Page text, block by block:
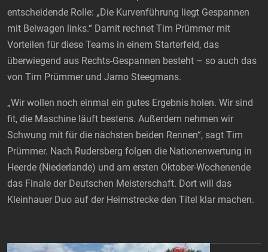
entscheidende Rolle: „Die Kurvenführung liegt Gespannen
mit Beiwagen links.“ Damit rechnet Tim Prümmer mit
Vorteilen für diese Teams in einem Starterfeld, das
überwiegend aus Rechts-Gespannen besteht – so auch das
von Tim Prümmer und Jarno Steegmans.
„Wir wollen noch einmal ein gutes Ergebnis holen. Wir sind
fit, die Maschine läuft bestens. Außerdem nehmen wir
Schwung mit für die nächsten beiden Rennen“, sagt Tim
Prümmer. Nach Rudersberg folgen die Nationenwertung in
Heerde (Niederlande) und am ersten Oktober-Wochenende
das Finale der Deutschen Meisterschaft. Dort will das
Kleinhauer Duo auf der Heimstrecke den Titel klar machen.